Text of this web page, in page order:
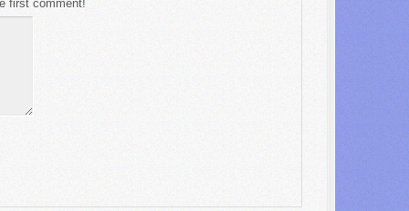
first comment!